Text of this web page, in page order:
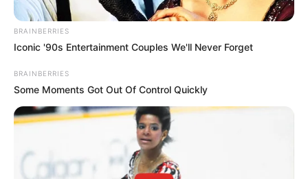
Posted
in
Friss hírek
Oláh Ibolya megdöbbentő
üzenetet küldött, néhány óra
alatt tízezrek lájkolták amit
by Szerző • June 2, 2026
BRAINBERRIES
Iconic '90s Entertainment Couples We'll Never Forget
BRAINBERRIES
Some Moments Got Out Of Control Quickly